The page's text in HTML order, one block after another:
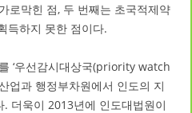
로막힌 점, 두 번째는 초국적제약
득하지 못한 점이다.
‘우선감시대상국(priority watch
업과 행정부차원에서 인도의 지
더욱이 2013년에 인도대법원이